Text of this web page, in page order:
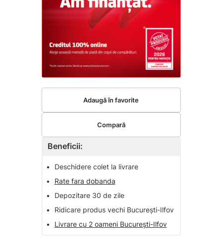
Beneficii:
•
Deschidere colet la livrare
•
Rate fara dobanda
•
Depozitare 30 de zile
•
Ridicare produs vechi București-Ilfov
•
Livrare cu 2 oameni București-Ilfov
Adaugă în favorite
Compară